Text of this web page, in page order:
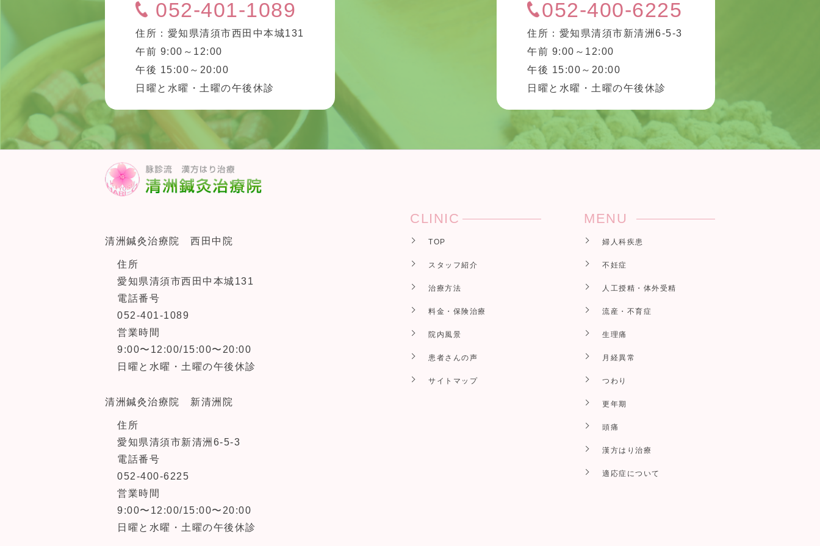
052-401-1089
住所：愛知県清須市西田中本城131
午前 9:00～12:00
午後 15:00～20:00
日曜と水曜・土曜の午後休診
052-400-6225
住所：愛知県清須市新清洲6-5-3
午前 9:00～12:00
午後 15:00～20:00
日曜と水曜・土曜の午後休診
清洲鍼灸治療院 西田中院
住所
愛知県清須市西田中本城131
電話番号
052-401-1089
営業時間
9:00〜12:00/15:00〜20:00
日曜と水曜・土曜の午後休診
清洲鍼灸治療院 新清洲院
住所
愛知県清須市新清洲6-5-3
電話番号
052-400-6225
営業時間
9:00〜12:00/15:00〜20:00
日曜と水曜・土曜の午後休診
CLINIC
TOP
スタッフ紹介
治療方法
料金・保険治療
院内風景
患者さんの声
サイトマップ
MENU
婦人科疾患
不妊症
人工授精・体外受精
流産・不育症
生理痛
月経異常
つわり
更年期
頭痛
漢方はり治療
適応症について